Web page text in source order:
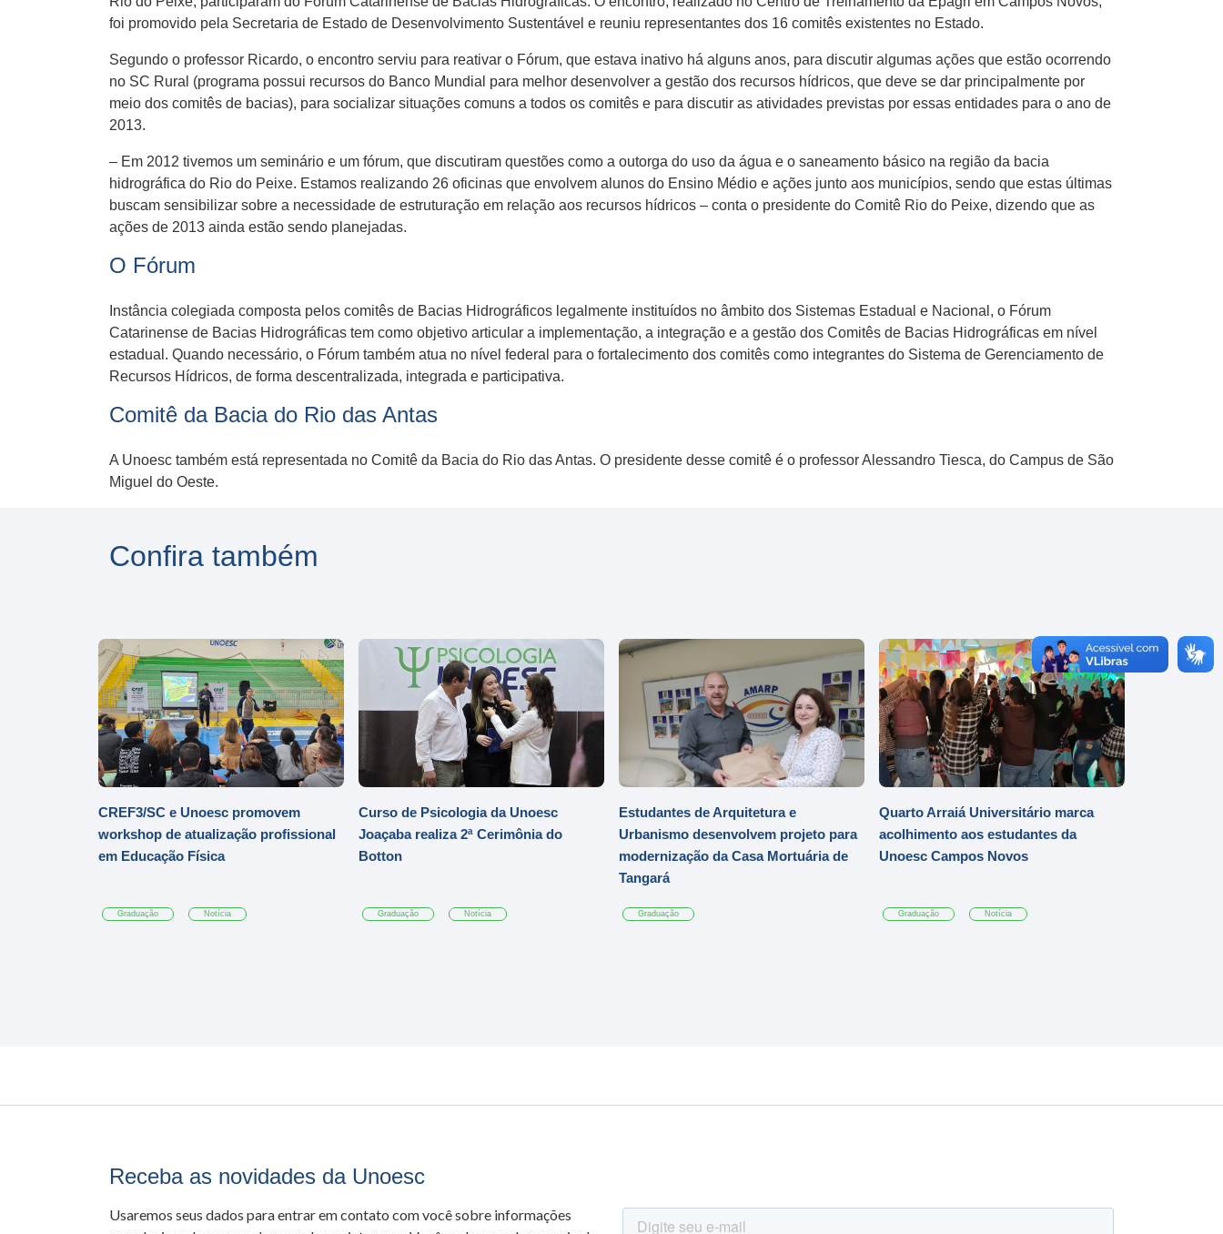
foi promovido pela Secretaria de Estado de Desenvolvimento Sustentável e reuniu representantes dos 16 comitês existentes no Estado.
Segundo o professor Ricardo, o encontro serviu para reativar o Fórum, que estava inativo há alguns anos, para discutir algumas ações que estão ocorrendo
no SC Rural (programa possui recursos do Banco Mundial para melhor desenvolver a gestão dos recursos hídricos, que deve se dar principalmente por
meio dos comitês de bacias), para socializar situações comuns a todos os comitês e para discutir as atividades previstas por essas entidades para o ano de
2013.
– Em 2012 tivemos um seminário e um fórum, que discutiram questões como a outorga do uso da água e o saneamento básico na região da bacia
hidrográfica do Rio do Peixe. Estamos realizando 26 oficinas que envolvem alunos do Ensino Médio e ações junto aos municípios, sendo que estas últimas
buscam sensibilizar sobre a necessidade de estruturação em relação aos recursos hídricos – conta o presidente do Comitê Rio do Peixe, dizendo que as
ações de 2013 ainda estão sendo planejadas.
O Fórum
Instância colegiada composta pelos comitês de Bacias Hidrográficos legalmente instituídos no âmbito dos Sistemas Estadual e Nacional, o Fórum
Catarinense de Bacias Hidrográficas tem como objetivo articular a implementação, a integração e a gestão dos Comitês de Bacias Hidrográficas em nível
estadual. Quando necessário, o Fórum também atua no nível federal para o fortalecimento dos comitês como integrantes do Sistema de Gerenciamento de
Recursos Hídricos, de forma descentralizada, integrada e participativa.
Comitê da Bacia do Rio das Antas
A Unoesc também está representada no Comitê da Bacia do Rio das Antas. O presidente desse comitê é o professor Alessandro Tiesca, do Campus de São
Miguel do Oeste.
Confira também
CREF3/SC e Unoesc promovem
workshop de atualização profissional
em Educação Física
Graduação Notícia
Curso de Psicologia da Unoesc
Joaçaba realiza 2ª Cerimônia do
Botton
Graduação Notícia
Estudantes de Arquitetura e
Urbanismo desenvolvem projeto para
modernização da Casa Mortuária de
Tangará
Graduação
Quarto Arraiá Universitário marca
acolhimento aos estudantes da
Unoesc Campos Novos
Graduação Notícia
Receba as novidades da Unoesc
Usaremos seus dados para entrar em contato com você sobre informações